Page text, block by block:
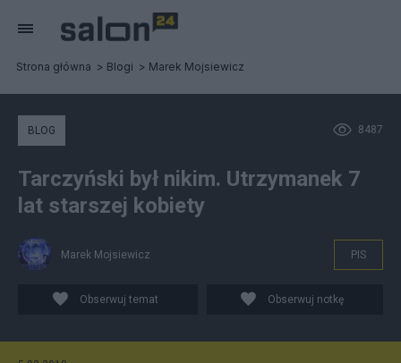
Strona główna Blogi Marek Mojsiewicz
8487
BLOG
Tarczyński był nikim. Utrzymanek 7
lat starszej kobiety
Marek Mojsiewicz PIS
Obserwuj temat Obserwuj notkę